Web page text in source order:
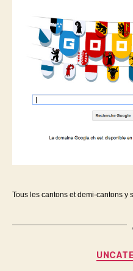
Tous les cantons et demi-cantons y